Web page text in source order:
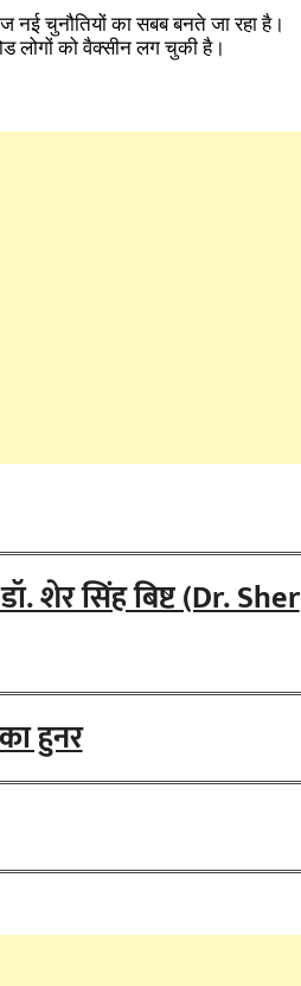
नई चुनौतियों का सबब बनते जा रहा है।
लोगों को वैक्सीन लग चुकी है।
शेर सिंह बिष्ट (Dr. Sher
हुनर